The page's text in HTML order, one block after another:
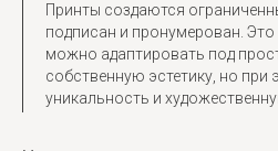
Принты создаются
подписан и пронумерован.
можно адаптировать под
собственную эстетику, но при
уникальность и